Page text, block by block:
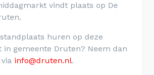
vindt plaats op De
huren op deze
in gemeente Druten? Neem dan
info@druten.nl.